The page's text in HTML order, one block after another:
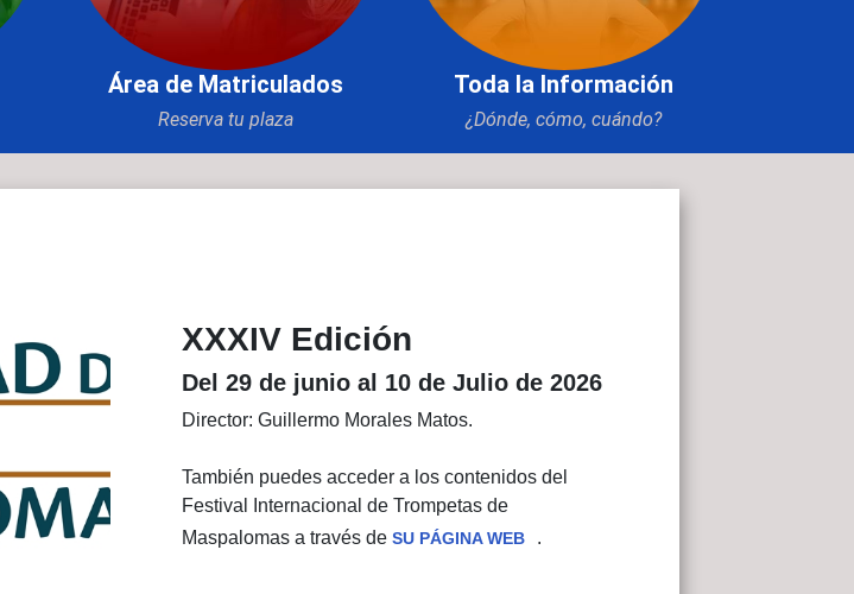
Área de Matriculados
Reserva tu plaza
Toda la Información
¿Dónde, cómo, cuándo?
XXXIV Edición
Del 29 de junio al 10de Julio de 2026
Director: Guillermo Morales Matos.
También puedes acceder a los contenidos del
Festival Internacional de Trompetas de
Maspalomas a través deSU PÁGINA WEB .